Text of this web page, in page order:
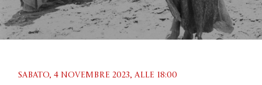
Sabato, 4 novembre 2023, Alle 18:00